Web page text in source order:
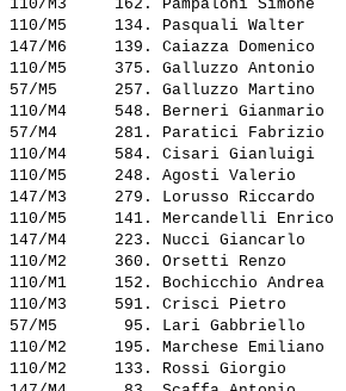
110/M3     162. Pampaloni Simone
110/M5     134. Pasquali Walter
147/M6     139. Caiazza Domenico
110/M5     375. Galluzzo Antonio
57/M5      257. Galluzzo Martino
110/M4     548. Berneri Gianmario
57/M4      281. Paratici Fabrizio
110/M4     584. Cisari Gianluigi
110/M5     248. Agosti Valerio
147/M3     279. Lorusso Riccardo
110/M5     141. Mercandelli Enrico
147/M4     223. Nucci Giancarlo
110/M2     360. Orsetti Renzo
110/M1     152. Bochicchio Andrea
110/M3     591. Crisci Pietro
57/M5       95. Lari Gabbriello
110/M2     195. Marchese Emiliano
110/M2     133. Rossi Giorgio